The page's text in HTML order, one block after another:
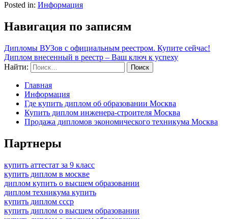
Posted in: Информация
Навигация по записям
Дипломы ВУЗов с официальным реестром. Купите сейчас!
Диплом внесенный в реестр – Ваш ключ к успеху
Найти:
Главная
Информация
Где купить диплом об образовании Москва
Купить диплом инженера-строителя Москва
Продажа дипломов экономического техникума Москва
Партнеры
купить аттестат за 9 класс
купить диплом в москве
диплом купить о высшем образовании
диплом техникума купить
купить диплом ссср
купить диплом о высшем образовании